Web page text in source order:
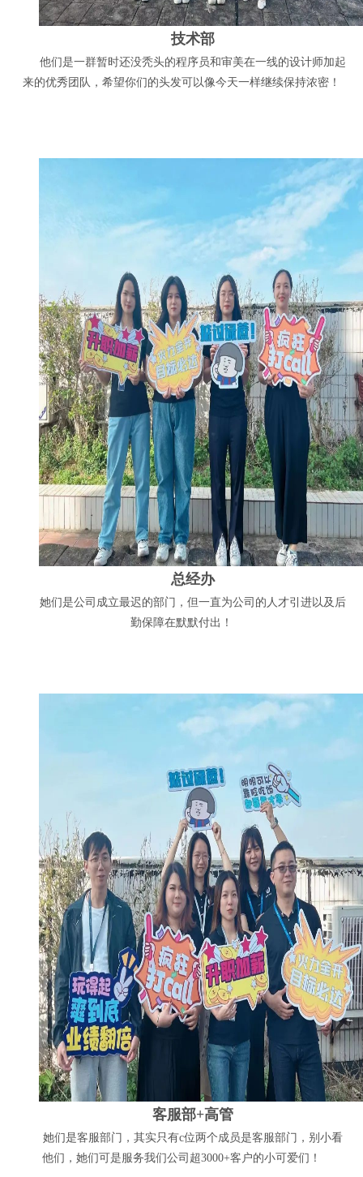
技术部
他们是一群暂时还没秃头的程序员和审美在一线的设计师加起
来的优秀团队，希望你们的头发可以像今天一样继续保持浓密！
总经办
她们是公司成立最迟的部门，但一直为公司的人才引进以及后
勤保障在默默付出！
客服部+高管
她们是客服部门，其实只有c位两个成员是客服部门，别小看
他们，她们可是服务我们公司超3000+客户的小可爱们！